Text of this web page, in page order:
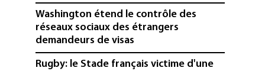
Washington étend le contrôle des
réseaux sociaux des étrangers
demandeurs de visas
Rugby: le Stade français victime d'une